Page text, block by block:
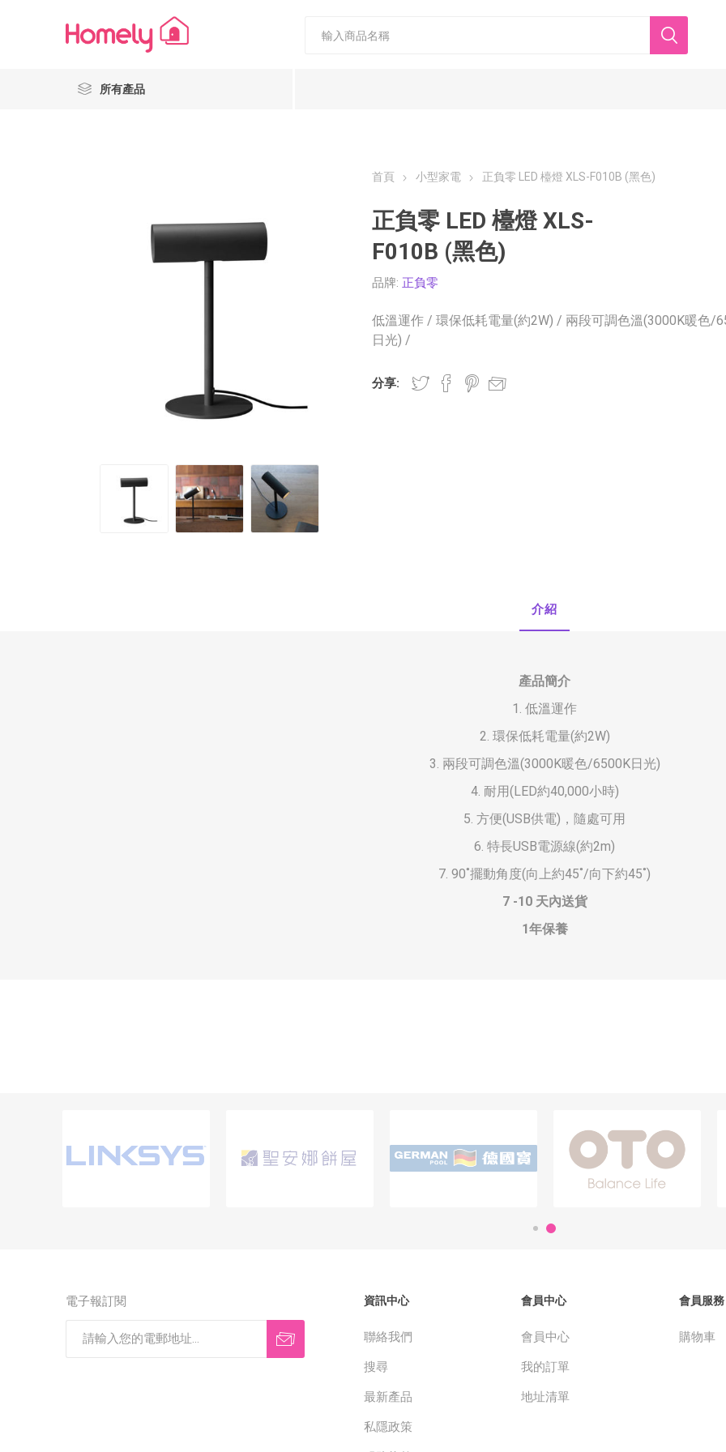
所有產品
Nestiee Popcornholics 香港美心
半島酒店
首頁 小型家電 正負零 LED 檯燈 XLS-F010B (黑色)
正負零 LED 檯燈 XLS-
F010B (黑色)
品牌: 正負零
低溫運作 / 環保低耗電量(約2W) / 兩段可調色溫(3000K暖色/
日光) /
分享:
介紹
產品簡介
1. 低溫運作
2. 環保低耗電量(約2W)
3. 兩段可調色溫(3000K暖色/6500K日光)
4. 耐用(LED約40,000小時)
5. 方便(USB供電)，隨處可用
6. 特長USB電源線(約2m)
7. 90˚擺動角度(向上約45˚/向下約45˚)
7 -10 天內送貨
1年保養
電子報訂閱 資訊中心
聯絡我們
搜尋
最新產品
私隱政策
會員中心
會員中心
我的訂單
地址清單
會員服務
購物車